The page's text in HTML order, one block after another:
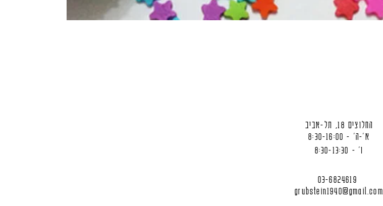
החלוצים 18, תל-אביב
א'-ה' - 8:30-16:00
ו' - 8:30-13:30
03-6824619
grubstein1940@gmail.com